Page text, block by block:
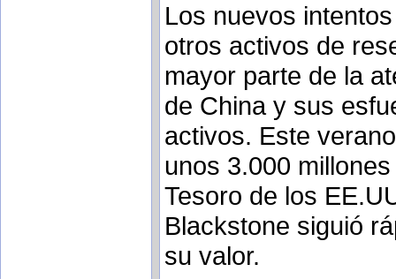
Los nuevos
otros activos de
mayor parte de la
de China y sus
activos. Este
unos 3.000
Tesoro de los
Blackstone siguió
su valor.